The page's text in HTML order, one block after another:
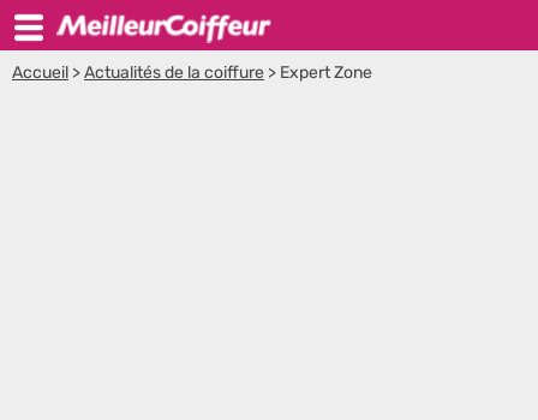
Accueil >Actualités de la coiffure > Expert Zone